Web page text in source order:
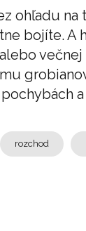
ohľadu
bojíte. A
a
rozchod